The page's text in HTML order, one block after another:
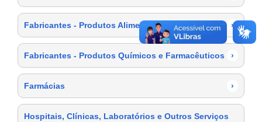
Fabricantes - Produtos Alimentícios ›
Fabricantes - Produtos Químicos e Farmacêuticos ›
Farmácias ›
Hospitais, Clínicas, Laboratórios e Outros Serviços